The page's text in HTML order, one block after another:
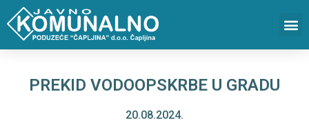
PREKID VODOOPSKRBE U GRADU
20.08.2024.